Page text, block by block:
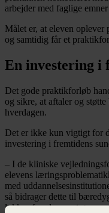
arbejder med faglige
Målet er, at eleven
og samtidig får et
En investering i
Det gode praktikforløb
og sikre, at aftaler og
hverdagen.
Det er ikke kun vigtigt for
investering i fremtidens
– I de kliniske
elevens
med
så bidrager dette til
lykkes for eleven at